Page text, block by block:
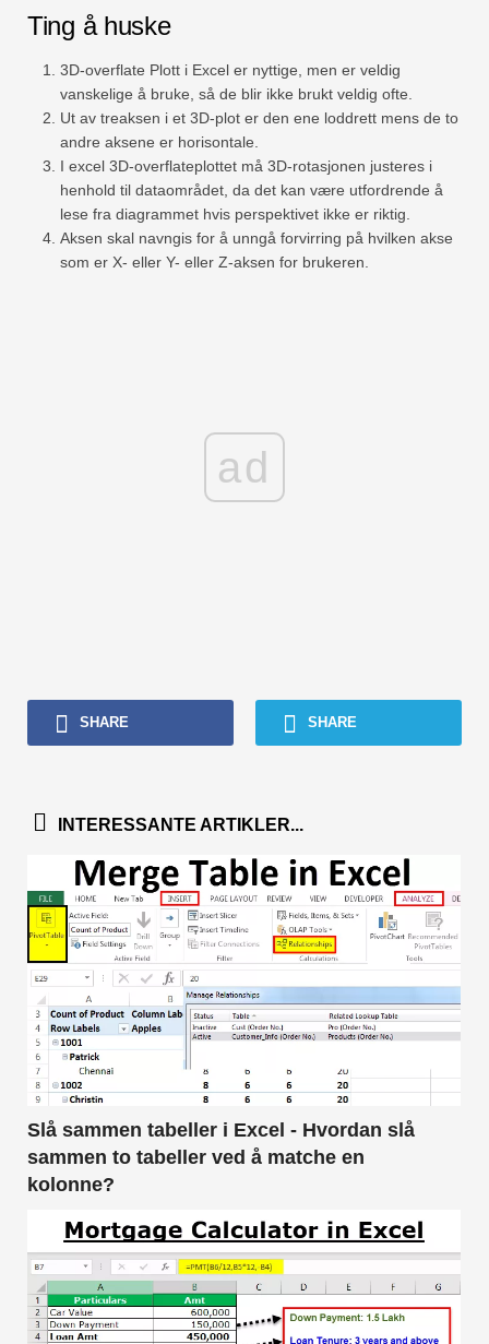
Ting å huske
3D-overflate Plott i Excel er nyttige, men er veldig
vanskelige å bruke, så de blir ikke brukt veldig ofte.
Ut av treaksen i et 3D-plot er den ene loddrett mens de to
andre aksene er horisontale.
I excel 3D-overflateplottet må 3D-rotasjonen justeres i
henhold til dataområdet, da det kan være utfordrende å
lese fra diagrammet hvis perspektivet ikke er riktig.
Aksen skal navngis for å unngå forvirring på hvilken akse
som er X- eller Y- eller Z-aksen for brukeren.
ad
SHARE SHARE
INTERESSANTE ARTIKLER...
Slå sammen tabeller i Excel - Hvordan slå
sammen to tabeller ved å matche en
kolonne?